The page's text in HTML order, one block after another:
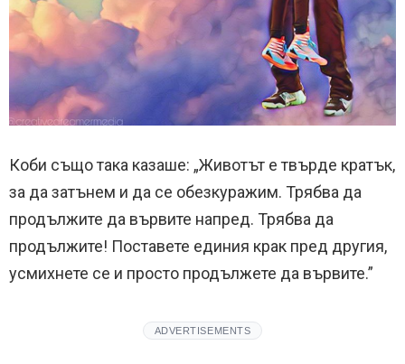
Коби също така казаше: „Животът е твърде кратък,
за да затънем и да се обезкуражим. Трябва да
продължите да вървите напред. Трябва да
продължите! Поставете единия крак пред другия,
усмихнете се и просто продължете да вървите.”
ADVERTISEMENTS